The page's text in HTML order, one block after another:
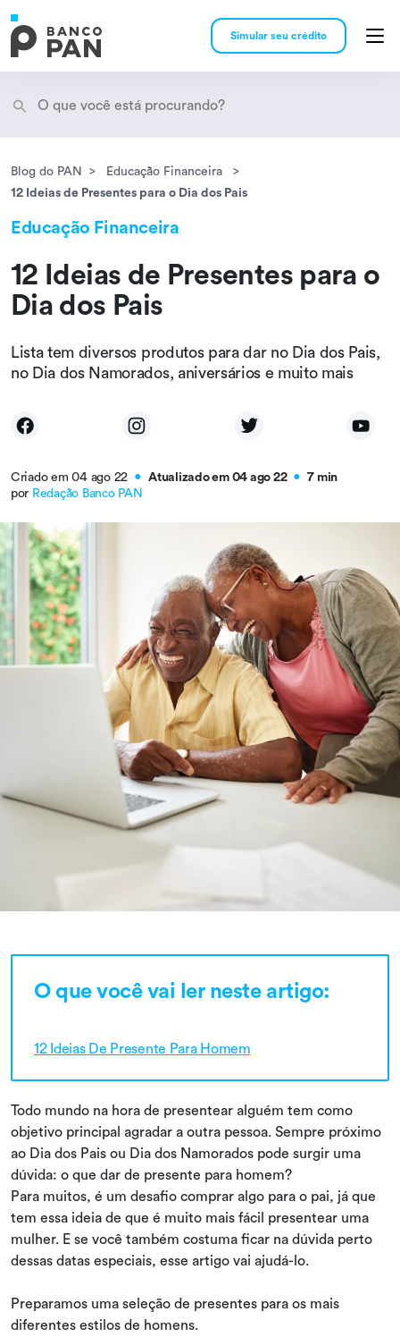
Simular seu crédito
Encontramosresultados
Blog do PAN
Educação Financeira
12 Ideias de Presentes para o Dia dos Pais
Educação Financeira
12 Ideias de Presentes para o
Dia dos Pais
Lista tem diversos produtos para dar no Dia dos Pais,
no Dia dos Namorados, aniversários e muito mais
Criado em 04 ago 22 ● Atualizado em 04 ago 22 ●
7 min
por Redação Banco PAN
O que você vai ler neste artigo:
12 Ideias De Presente Para Homem
Todo mundo na hora de presentear alguém tem como
objetivo principal agradar a outra pessoa. Sempre próximo
ao Dia dos Pais ou Dia dos Namorados pode surgir uma
dúvida: o que dar de presente para homem?
Para muitos, é um desafio comprar algo para o pai, já que
tem essa ideia de que é muito mais fácil presentear uma
mulher. E se você também costuma ficar na dúvida perto
dessas datas especiais, esse artigo vai ajudá-lo.
Preparamos uma seleção de presentes para os mais
diferentes estilos de homens.